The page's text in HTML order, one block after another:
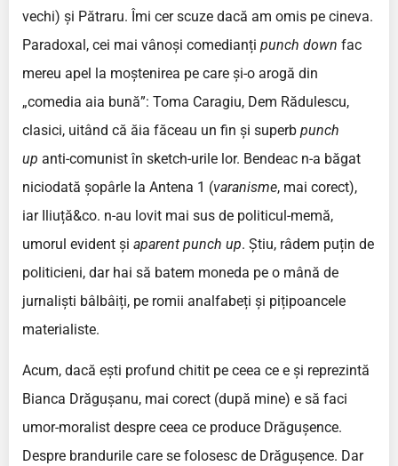
vechi) și Pătraru. Îmi cer scuze dacă am omis pe cineva.
Paradoxal, cei mai vânoși comedianți punch down fac
mereu apel la moștenirea pe care și-o arogă din
„comedia aia bună”: Toma Caragiu, Dem Rădulescu,
clasici, uitând că ăia făceau un fin și superb punch
up anti-comunist în sketch-urile lor. Bendeac n-a băgat
niciodată șopârle la Antena 1 (varanisme, mai corect),
iar Iliuță&co. n-au lovit mai sus de politicul-memă,
umorul evident și aparent punch up. Știu, râdem puțin de
politicieni, dar hai să batem moneda pe o mână de
jurnaliști bâlbâiți, pe romii analfabeți și pițipoancele
materialiste.
Acum, dacă ești profund chitit pe ceea ce e și reprezintă
Bianca Drăgușanu, mai corect (după mine) e să faci
umor-moralist despre ceea ce produce Drăgușence.
Despre brandurile care se folosesc de Drăgușence. Dar